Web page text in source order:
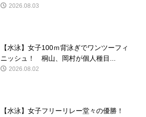
2026.08.03
【水泳】女子100ｍ背泳ぎでワンツーフィ
ニッシュ！ 桐山、岡村が個人種目...
2026.08.02
【水泳】女子フリーリレー堂々の優勝！